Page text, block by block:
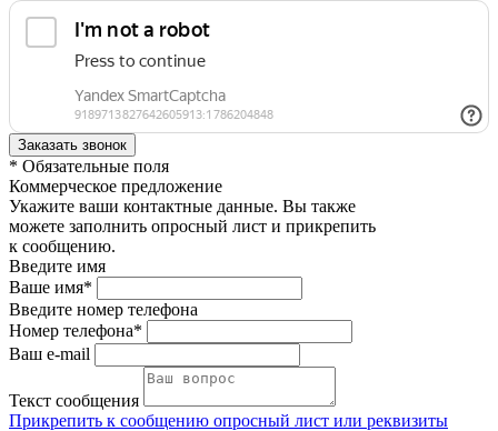
* Обязательные поля
Коммерческое предложение
Укажите ваши контактные данные. Вы также
можете заполнить опросный лист и прикрепить
к сообщению.
Введите имя
Ваше имя*
Введите номер телефона
Номер телефона*
Ваш e-mail
Текст сообщения
Прикрепить к сообщению опросный лист или реквизиты